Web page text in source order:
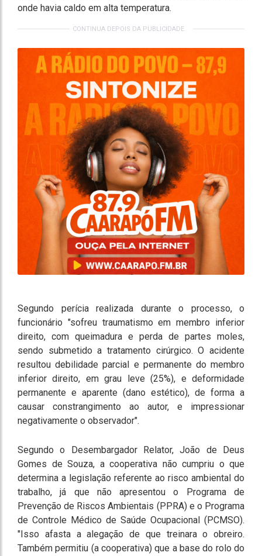
onde havia caldo em alta temperatura.
CONTINUA DEPOIS DA PUBLICIDADE
Segundo perícia realizada durante o processo, o
funcionário "sofreu traumatismo em membro inferior
direito, com queimadura e perda de partes moles,
sendo submetido a tratamento cirúrgico. O acidente
resultou debilidade parcial e permanente do membro
inferior direito, em grau leve (25%), e deformidade
permanente e aparente (dano estético), de forma a
causar constrangimento ao autor, e impressionar
negativamente o observador".
Segundo o Desembargador Relator, João de Deus
Gomes de Souza, a cooperativa não cumpriu o que
determina a legislação referente ao risco ambiental do
trabalho, já que não apresentou o Programa de
Prevenção de Riscos Ambientais (PPRA) e o Programa
de Controle Médico de Saúde Ocupacional (PCMSO).
"Isso afasta a alegação de que treinara o obreiro.
Também permitiu (a cooperativa) que a base do rolo do